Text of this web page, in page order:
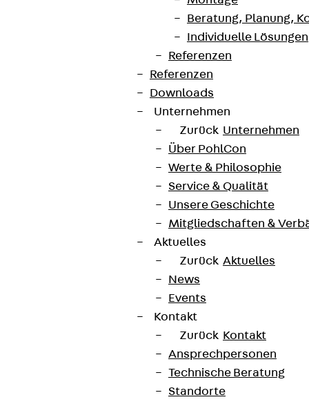
Beratung, Planung,
Individuelle Lösungen
Referenzen
Referenzen
Downloads
Unternehmen
Zurück Unternehmen
Über PohlCon
Werte & Philosophie
Service & Qualität
Unsere Geschichte
Mitgliedschaften &
Aktuelles
Zurück Aktuelles
News
Events
Kontakt
Zurück Kontakt
Ansprechpersonen
Technische Beratung
Standorte